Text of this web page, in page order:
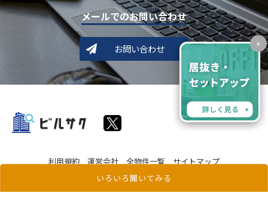
いろいろ聞いてみる
×
メールでのお問い合わせ
お問い合わせ
利用規約 運営会社 全物件一覧 サイトマップ